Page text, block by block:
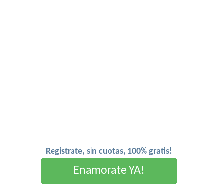
Registrate, sin cuotas, 100% gratis!
Enamorate YA!